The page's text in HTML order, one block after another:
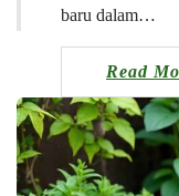
baru dalam…
Read